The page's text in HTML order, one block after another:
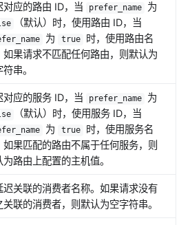
对应的路由 ID，当 prefer_name 为
（默认）时，使用路由 ID，当
为 true
时，使用路由名
如果请求不匹配任何路由，则默认为
串。
对应的服务 ID，当 prefer_name 为
（默认）时，使用服务 ID，当
为 true
时，使用服务名
如果匹配的路由不属于任何服务，则
为路由上配置的主机值。
迟关联的消费者名称。如果请求没有
关联的消费者，则默认为空字符串。